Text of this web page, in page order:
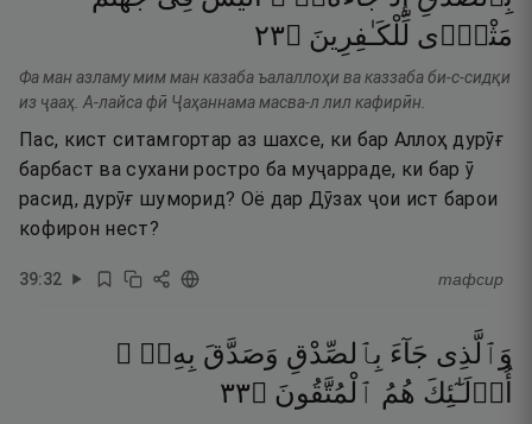
مَثْوًۭى لِّلْكَـٰفِرِينَ ۝٣٢
Фа ман азламу мим ман казаба ъалаллоҳи ва каззаба би-с-сидқи
из ҷааҳ. А-лайса фӣ Ҷаҳаннама масва-л лил кафирӣн.
Пас, кист ситамгортар аз шахсе, ки бар Аллоҳ дурӯғ
барбаст ва сухани ростро ба муҷарраде, ки бар ӯ
расид, дурӯғ шуморид? Оё дар Дӯзах ҷои ист барои
кофирон нест?
39:32 тафсир
وَٱلَّذِى جَآءَ بِٱلصِّدْقِ وَصَدَّقَ بِهِۦٓ ۙ
أُو۟لَـٰٓئِكَ هُمُ ٱلْمُتَّقُونَ ۝٣٣